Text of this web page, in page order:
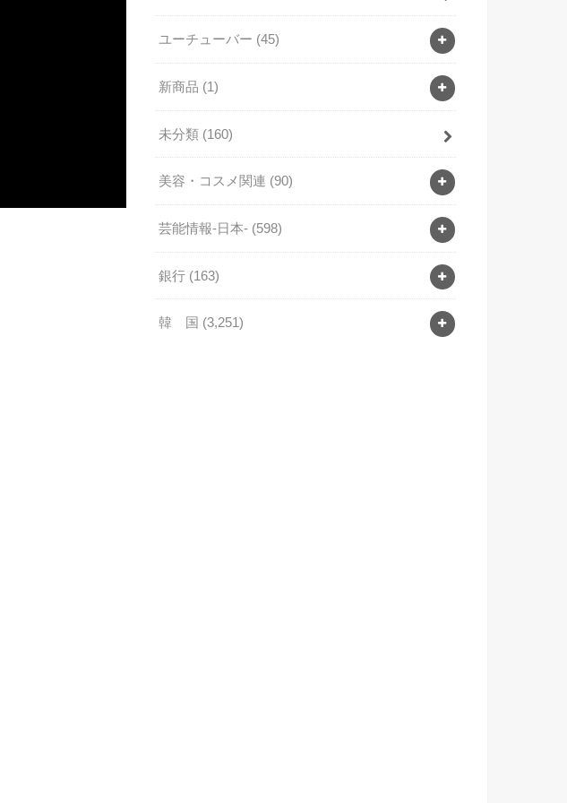
ユーチューバー (45)
新商品 (1)
未分類 (160)
美容・コスメ関連 (90)
芸能情報-日本- (598)
銀行 (163)
韓 国 (3,251)